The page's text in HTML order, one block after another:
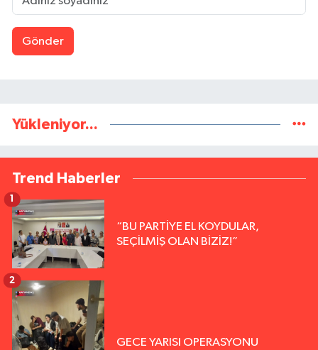
Gönder
Yükleniyor...
Trend Haberler
“BU PARTİYE EL KOYDULAR,
SEÇİLMİŞ OLAN BİZİZ!”
1
GECE YARISI OPERASYONU
2